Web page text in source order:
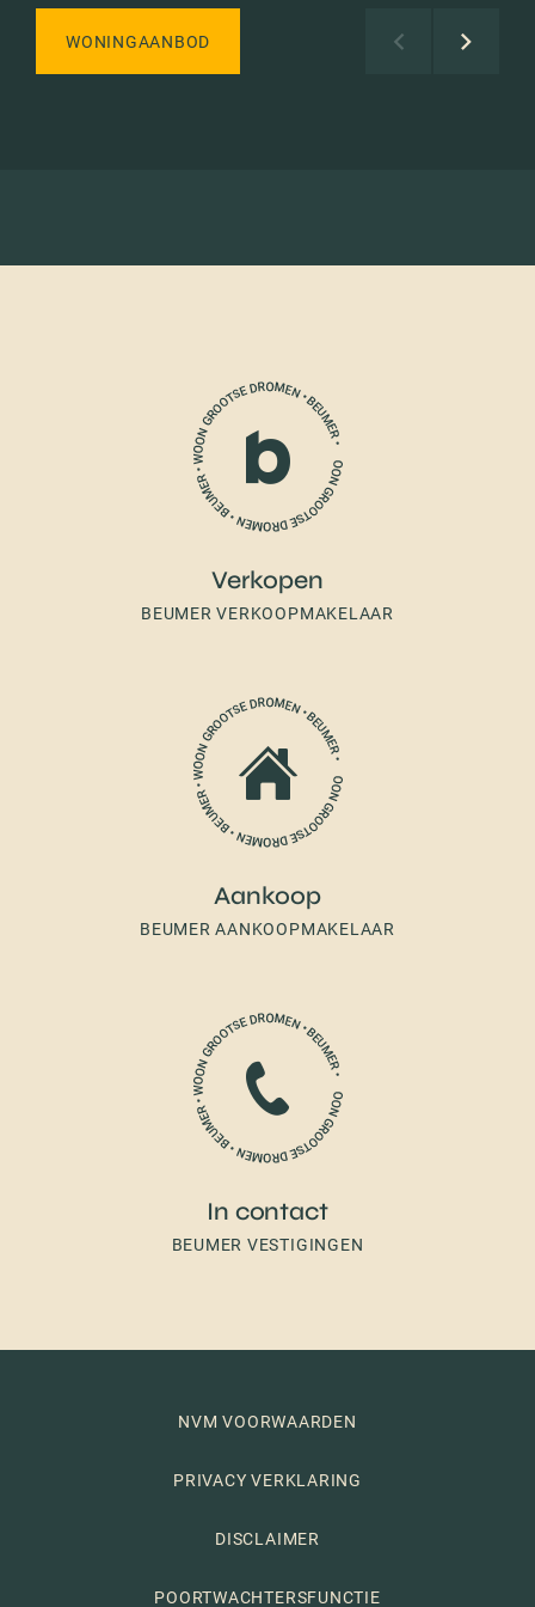
WONINGAANBOD
Verkopen
BEUMER VERKOOPMAKELAAR
Aankoop
BEUMER AANKOOPMAKELAAR
In contact
BEUMER VESTIGINGEN
NVM VOORWAARDEN
PRIVACY VERKLARING
DISCLAIMER
POORTWACHTERSFUNCTIE